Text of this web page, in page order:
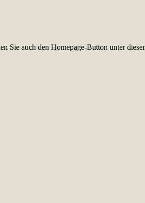
Sie auch den Homepage-Button unter